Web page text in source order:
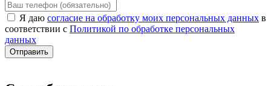
Я даю согласие на обработку моих персональных данных в
соответствии с Политикой по обработке персональных
данных
Отправить